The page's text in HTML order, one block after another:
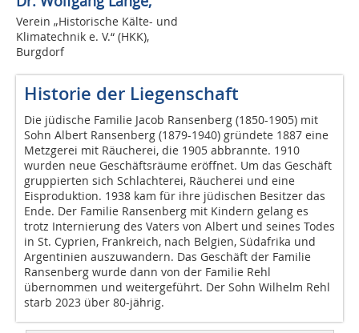
Verein „Historische Kälte- und
Klimatechnik e. V.“ (HKK),
Burgdorf
Historie der Liegenschaft
Die jüdische Familie Jacob Ransenberg (1850-1905) mit
Sohn Albert Ransenberg (1879-1940) gründete 1887 eine
Metzgerei mit Räucherei, die 1905 abbrannte. 1910
wurden neue Geschäftsräume eröffnet. Um das Geschäft
gruppierten sich Schlachterei, Räucherei und eine
Eisproduktion. 1938 kam für ihre jüdischen Besitzer das
Ende. Der Familie Ransenberg mit Kindern gelang es
trotz Internierung des Vaters von Albert und seines Todes
in St. Cyprien, Frankreich, nach Belgien, Südafrika und
Argentinien auszuwandern. Das Geschäft der Familie
Ransenberg wurde dann von der Familie Rehl
übernommen und weitergeführt. Der Sohn Wilhelm Rehl
starb 2023 über 80-jährig.